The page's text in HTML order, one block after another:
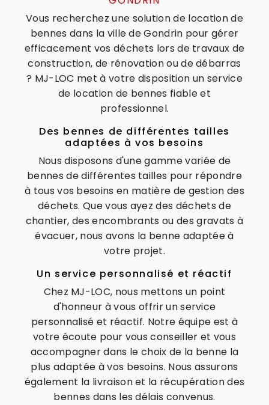
Vous recherchez une solution de location de
bennes dans la ville de Gondrin pour gérer
efficacement vos déchets lors de travaux de
construction, de rénovation ou de débarras
? MJ-LOC met à votre disposition un service
de location de bennes fiable et
professionnel.
Des bennes de différentes tailles
adaptées à vos besoins
Nous disposons d'une gamme variée de
bennes de différentes tailles pour répondre
à tous vos besoins en matière de gestion des
déchets. Que vous ayez des déchets de
chantier, des encombrants ou des gravats à
évacuer, nous avons la benne adaptée à
votre projet.
Un service personnalisé et réactif
Chez MJ-LOC, nous mettons un point
d'honneur à vous offrir un service
personnalisé et réactif. Notre équipe est à
votre écoute pour vous conseiller et vous
accompagner dans le choix de la benne la
plus adaptée à vos besoins. Nous assurons
également la livraison et la récupération des
bennes dans les délais convenus.